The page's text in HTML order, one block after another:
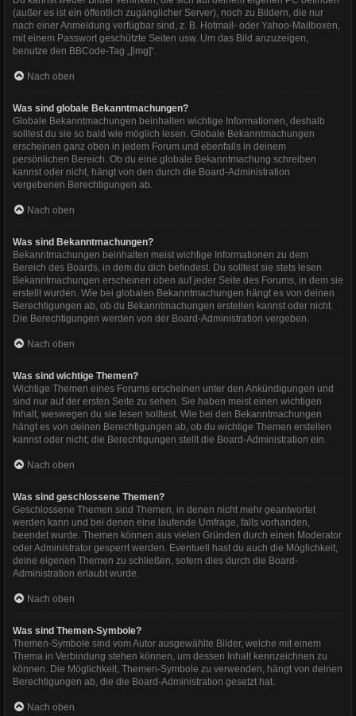
(außer es ist ein öffentlich zugänglicher Server), noch zu Bildern, die nur
nach einer Anmeldung verfügbar sind, z. B. Hotmail- oder Yahoo-Mailboxen,
mit einem Passwort geschützte Seiten usw. Um das Bild anzuzeigen,
benutze den BBCode-Tag „[img]“.
Nach oben
Was sind globale Bekanntmachungen?
Globale Bekanntmachungen beinhalten wichtige Informationen, deshalb
solltest du sie so bald wie möglich lesen. Globale Bekanntmachungen
erscheinen ganz oben in jedem Forum und ebenfalls in deinem
persönlichen Bereich. Ob du eine globale Bekanntmachung schreiben
kannst oder nicht, hängt von den durch die Board-Administration
vergebenen Berechtigungen ab.
Nach oben
Was sind Bekanntmachungen?
Bekanntmachungen beinhalten meist wichtige Informationen zu dem
Bereich des Boards, in dem du dich befindest. Du solltest sie stets lesen.
Bekanntmachungen erscheinen oben auf jeder Seite des Forums, in dem sie
erstellt wurden. Wie bei globalen Bekanntmachungen hängt es von deinen
Berechtigungen ab, ob du Bekanntmachungen erstellen kannst oder nicht.
Die Berechtigungen werden von der Board-Administration vergeben.
Nach oben
Was sind wichtige Themen?
Wichtige Themen eines Forums erscheinen unter den Ankündigungen und
sind nur auf der ersten Seite zu sehen. Sie haben meist einen wichtigen
Inhalt, weswegen du sie lesen solltest. Wie bei den Bekanntmachungen
hängt es von deinen Berechtigungen ab, ob du wichtige Themen erstellen
kannst oder nicht; die Berechtigungen stellt die Board-Administration ein.
Nach oben
Was sind geschlossene Themen?
Geschlossene Themen sind Themen, in denen nicht mehr geantwortet
werden kann und bei denen eine laufende Umfrage, falls vorhanden,
beendet wurde. Themen können aus vielen Gründen durch einen Moderator
oder Administrator gesperrt werden. Eventuell hast du auch die Möglichkeit,
deine eigenen Themen zu schließen, sofern dies durch die Board-
Administration erlaubt wurde.
Nach oben
Was sind Themen-Symbole?
Themen-Symbole sind vom Autor ausgewählte Bilder, welche mit einem
Thema in Verbindung stehen können, um dessen Inhalt kennzeichnen zu
können. Die Möglichkeit, Themen-Symbole zu verwenden, hängt von deinen
Berechtigungen ab, die die Board-Administration gesetzt hat.
Nach oben